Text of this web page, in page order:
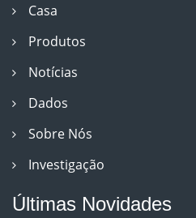
Casa
Produtos
Notícias
Dados
Sobre Nós
Investigação
Últimas Novidades